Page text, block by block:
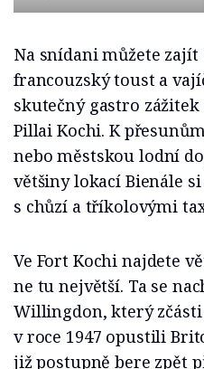
Na snídani můžete zajít
francouzský toust a
skutečný gastro zážitek
Pillai Kochi. K
nebo městskou lodní
většiny lokací Bienále
s chůzí a tříkolovými
Ve Fort Kochi najdete
ne tu největší. Ta se
Willingdon, který
v roce 1947 opustili
již postupně bere zpět